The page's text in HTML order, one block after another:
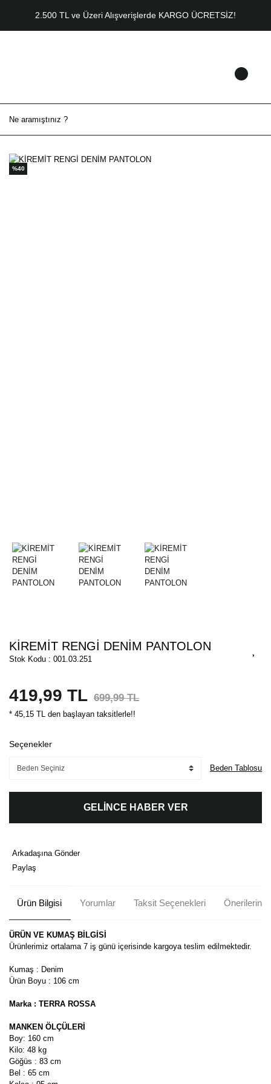
2.500 TL ve Üzeri Alışverişlerde KARGO ÜCRETSİZ!
%40
KİREMİT RENGİ DENİM PANTOLON
Stok Kodu : 001.03.251
419,99 TL 699,99 TL
* 45,15 TL den başlayan taksitlerle!!
Seçenekler
Beden Tablosu
GELİNCE HABER VER
Arkadaşına Gönder
Paylaş
Ürün Bilgisi Yorumlar Taksit Seçenekleri Önerileriniz
ÜRÜN VE KUMAŞ BİLGİSİ
Ürünlerimiz ortalama 7 iş günü içerisinde kargoya teslim edilmektedir.
Kumaş : Denim
Ürün Boyu : 106 cm
Marka : TERRA ROSSA
MANKEN ÖLÇÜLERİ
Boy: 160 cm
Kilo: 48 kg
Göğüs : 83 cm
Bel : 65 cm